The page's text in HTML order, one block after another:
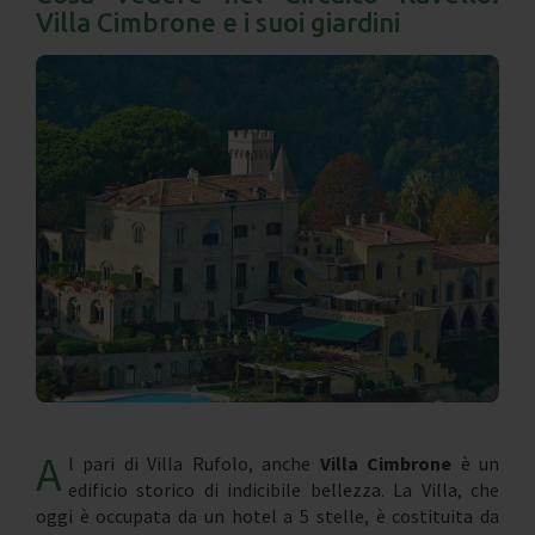
Villa Cimbrone e i suoi giardini
A l pari di Villa Rufolo, anche Villa Cimbrone è un
edificio storico di indicibile bellezza. La Villa, che
oggi è occupata da un hotel a 5 stelle, è costituita da